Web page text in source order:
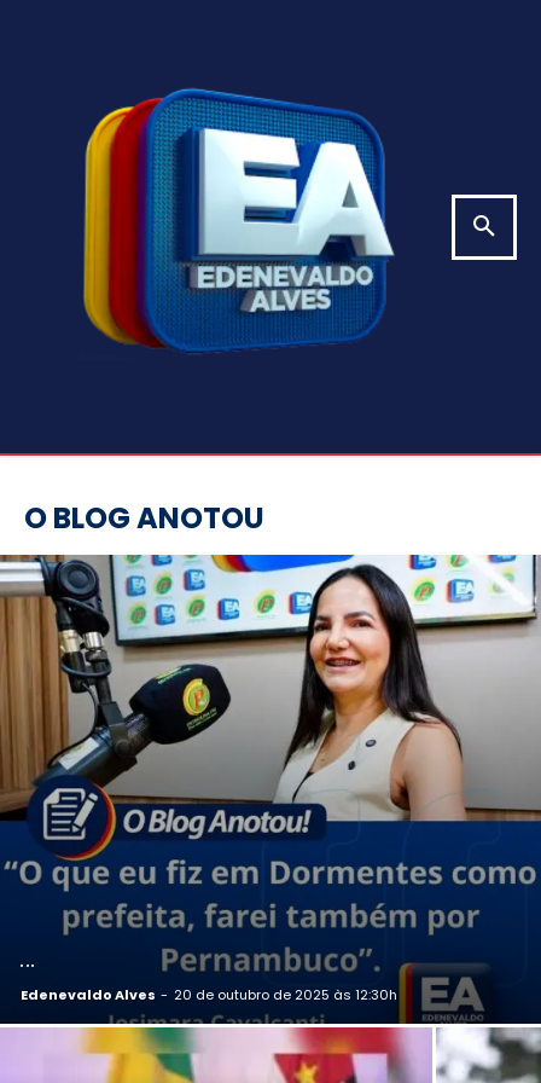
O BLOG ANOTOU
…
Edenevaldo Alves - 20 de outubro de 2025 às 12:30h